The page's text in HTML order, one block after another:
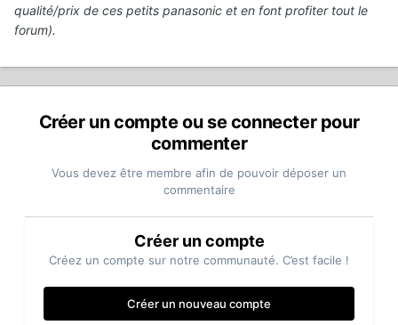
qualité/prix de ces petits panasonic et en font profiter tout le
forum).
Créer un compte ou se connecter pour
commenter
Vous devez être membre afin de pouvoir déposer un
commentaire
Créer un compte
Créez un compte sur notre communauté. C’est facile !
Créer un nouveau compte